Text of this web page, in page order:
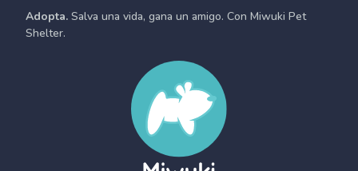
Adopta. Salva una vida, gana un amigo. Con Miwuki Pet
Shelter.